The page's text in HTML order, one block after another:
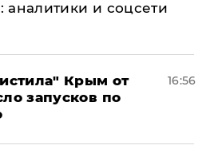
аналитики и соцсети
Крым от
запусков по
16:56